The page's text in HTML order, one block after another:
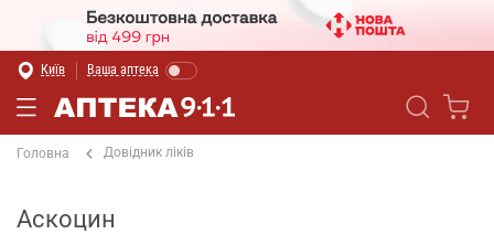
Київ Ваша аптека
Головна Довідник ліків
Аскоцин